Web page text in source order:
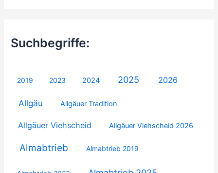
Suchbegriffe:
2019 2023 2024 2025 2026
Allgäu Allgäuer Tradition
Allgäuer Viehscheid Allgäuer Viehscheid 2026
Almabtrieb Almabtrieb 2019